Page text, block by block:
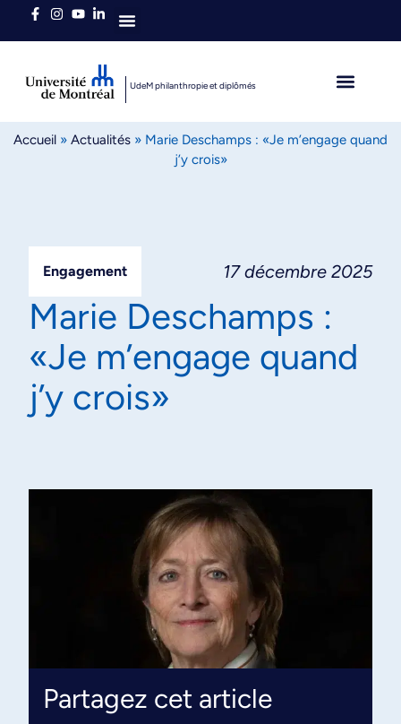
UdeM philanthropie et diplômés
Accueil » Actualités » Marie Deschamps : «Je m’engage quand
j’y crois»
Engagement 17 décembre 2025
Marie Deschamps :
«Je m’engage quand
j’y crois»
Partagez cet article